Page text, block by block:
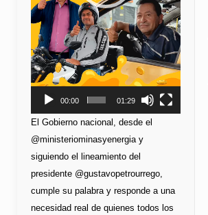
00:00 01:29
El Gobierno nacional, desde el
@ministeriominasyenergia y
siguiendo el lineamiento del
presidente @gustavopetrourrego,
cumple su palabra y responde a una
necesidad real de quienes todos los